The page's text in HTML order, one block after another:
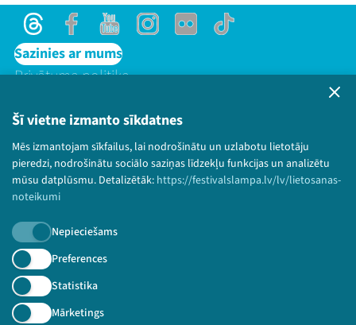
Šī vietne izmanto sīkdatnes
Mēs izmantojam sīkfailus, lai nodrošinātu un uzlabotu lietotāju
pieredzi, nodrošinātu sociālo saziņas līdzekļu funkcijas un analizētu
mūsu datplūsmu. Detalizētāk: https://festivalslampa.lv/lv/lietosanas-
noteikumi
Nepieciešams
Preferences
Statistika
Mārketings
ThreadsFacebookYoutubeInstagram
Flick TikTok
Sazinies ar mums
Privātuma politika
Bērnu aizsardzības politika
© 2026 Sarunu festivāls LAMPA Visas tiesības
paturētas.
Piesakies jaunumiem!
Nepalaid garām aktuālāko informāciju!